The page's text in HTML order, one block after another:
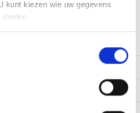
kunt kiezen wie uw gegevens
doelen.
over uw geografische locatie,
door het actief te scannen
(fingerprinting)